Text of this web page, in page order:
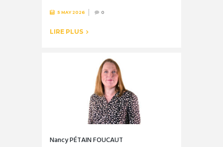
5 MAY 2026 0
LIRE PLUS
Nancy PÉTAIN FOUCAUT